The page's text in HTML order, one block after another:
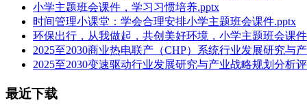
小学主题班会课件，学习习惯培养.pptx
时间管理小课堂：学会合理安排小学主题班会课件.pptx
环保出行，从我做起，共创美好环境，小学主题班会课
2025至2030商业热电联产（CHP）系统行业发展研究与
2025至2030变速驱动行业发展研究与产业战略规划分析
最近下载